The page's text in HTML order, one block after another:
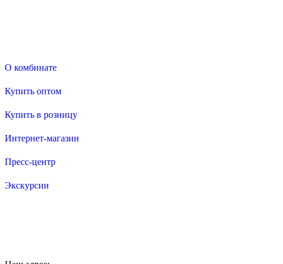
О комбинате
Купить оптом
Купить в розницу
Интернет-магазин
Пресс-центр
Экскурсии